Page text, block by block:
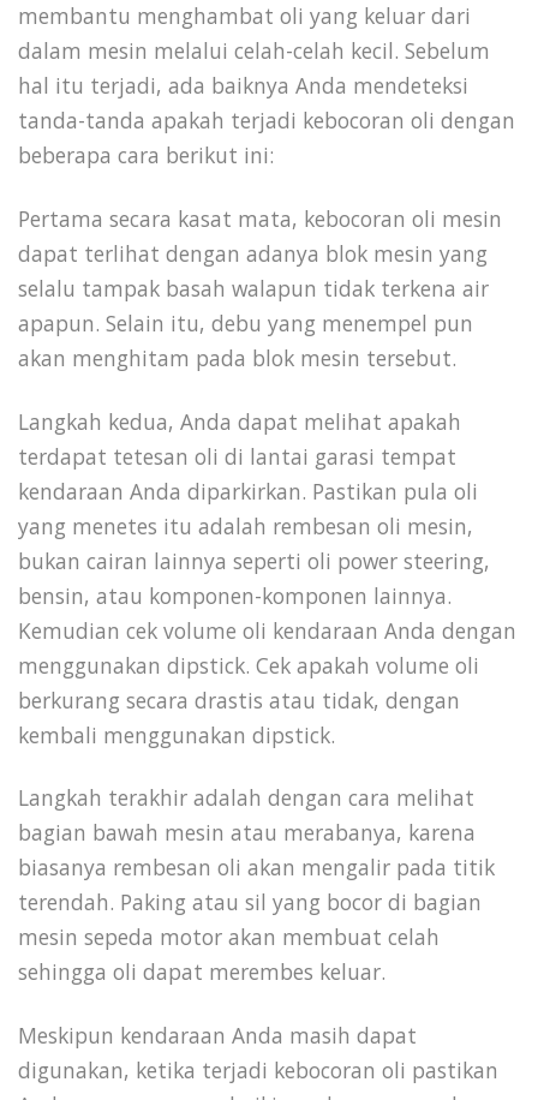
membantu menghambat oli yang keluar dari
dalam mesin melalui celah-celah kecil. Sebelum
hal itu terjadi, ada baiknya Anda mendeteksi
tanda-tanda apakah terjadi kebocoran oli dengan
beberapa cara berikut ini:
Pertama secara kasat mata, kebocoran oli mesin
dapat terlihat dengan adanya blok mesin yang
selalu tampak basah walapun tidak terkena air
apapun. Selain itu, debu yang menempel pun
akan menghitam pada blok mesin tersebut.
Langkah kedua, Anda dapat melihat apakah
terdapat tetesan oli di lantai garasi tempat
kendaraan Anda diparkirkan. Pastikan pula oli
yang menetes itu adalah rembesan oli mesin,
bukan cairan lainnya seperti oli power steering,
bensin, atau komponen-komponen lainnya.
Kemudian cek volume oli kendaraan Anda dengan
menggunakan dipstick. Cek apakah volume oli
berkurang secara drastis atau tidak, dengan
kembali menggunakan dipstick.
Langkah terakhir adalah dengan cara melihat
bagian bawah mesin atau merabanya, karena
biasanya rembesan oli akan mengalir pada titik
terendah. Paking atau sil yang bocor di bagian
mesin sepeda motor akan membuat celah
sehingga oli dapat merembes keluar.
Meskipun kendaraan Anda masih dapat
digunakan, ketika terjadi kebocoran oli pastikan